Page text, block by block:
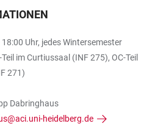
Uhr, jedes Wintersemester
im Curtiussaal (INF 275), OC-Teil
271)
Dabringhaus
heidelberg.de